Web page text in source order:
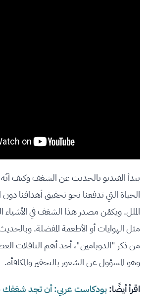
يبدأ الفيديو بالحديث عن الشغف وكيف أنّه
الحياة التي تدفعنا نحو تحقيق أهدافنا
الملل. ويكمُن مصدر هذا الشغف في الأشياء
مثل الهوايات أو الأطعمة المفضلة.
من ذكر "الدوبامين"، أحد أهم الناقلات
وهو المسؤول عن الشعور بالتحفيز والمكافأة.
اقرأ أيضًا:بودكاست عربي: أن تجد شغفك